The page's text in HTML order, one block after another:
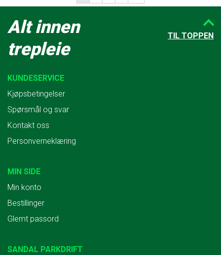
Alt innen
trepleie
KUNDESERVICE
Kjøpsbetingelser
Spørsmål og svar
Kontakt oss
Personverneklæring
MIN SIDE
Min konto
Bestillinger
Glemt passord
SANDAL PARKDRIFT
TIL TOPPEN